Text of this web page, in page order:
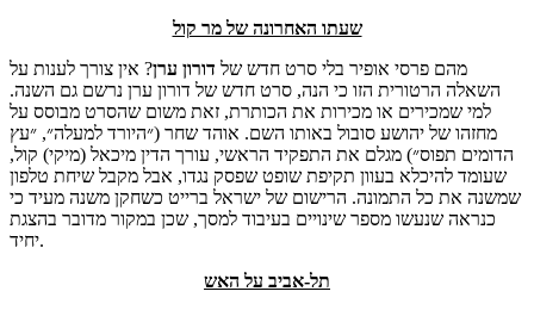
שעתו האחרונה של מר קול
מהם פרסי אופיר בלי סרט חדש של דורון ערן? אין צורך לענות על
השאלה הרטורית הזו כי הנה, סרט חדש של דורון ערן נרשם גם השנה.
למי שמכירים או מכירות את הכותרת, זאת משום שהסרט מבוסס על
מחזהו של יהושע סובול באותו השם. אוהד שחר (״היורד למעלה״, ״עץ
הדומים תפוס״) מגלם את התפקיד הראשי, עורך הדין מיכאל (מיקי) קול,
שעומד להיכלא בעוון תקיפת שופט שפסק נגדו, אבל מקבל שיחת טלפון
שמשנה את כל התמונה. הרישום של ישראל ברייט כשחקן משנה מעיד כי
כנראה שנעשו מספר שינויים בעיבוד למסך, שכן במקור מדובר בהצגת
יחיד.
תל-אביב על האש